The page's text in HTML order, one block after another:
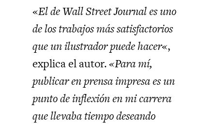
«El de Wall Street Journal es uno
de los trabajos más satisfactorios
que un ilustrador puede hacer«,
explica el autor.«Para mí,
publicar en prensa impresa es un
punto de inflexión en mi carrera
que llevaba tiempo deseando